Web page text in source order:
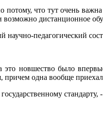
что тут очень
возможно дистанционное
педагогический
это новшество было
одна вообще